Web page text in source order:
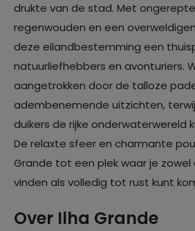
drukte van de stad. Met
regenwouden en een
deze eilandbestemming een
natuurliefhebbers en avonturiers.
aangetrokken door de talloze
adembenemende uitzichten,
duikers de rijke onderwaterwereld
De relaxte sfeer en charmante
Grande tot een plek waar je zowel
vinden als volledig tot rust kunt
Over Ilha Grande